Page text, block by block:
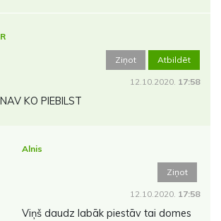
R
Ziņot Atbildēt
12.10.2020. 17:58
NAV KO PIEBILST
Alnis
Ziņot
12.10.2020. 17:58
Viņš daudz labāk piestāv tai domes